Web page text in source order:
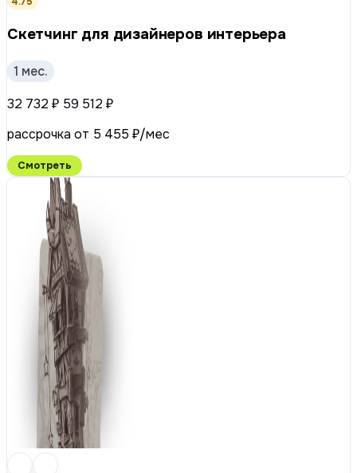
Скетчинг для дизайнеров интерьера
1 мес.
32 732 ₽ 59 512 ₽
рассрочка от 5 455 ₽/мес
Смотреть